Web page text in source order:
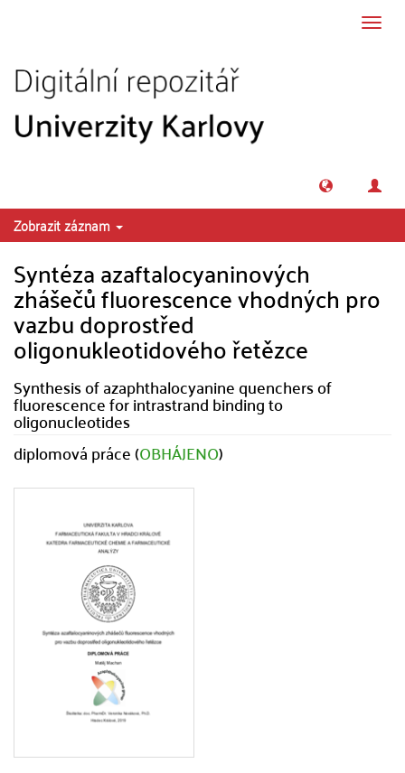
Zobrazit záznam
Syntéza azaftalocyaninových
zhášečů fluorescence vhodných pro
vazbu doprostřed
oligonukleotidového řetězce
Synthesis of azaphthalocyanine quenchers of
fluorescence for intrastrand binding to
oligonucleotides
diplomová práce (OBHÁJENO)